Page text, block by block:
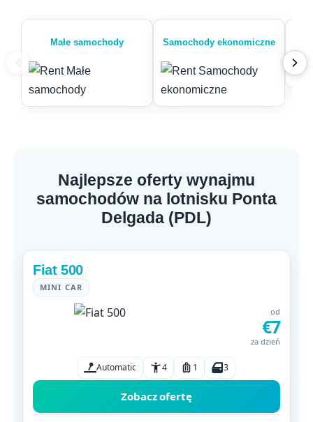
Małe samochody Samochody ekonomiczne
Najlepsze oferty wynajmu
samochodów na lotnisku Ponta
Delgada (PDL)
Fiat 500
MINI CAR
od
€7
za dzień
Automatic 4 1 3
Zobacz ofertę